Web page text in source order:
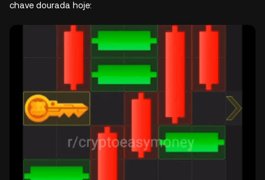
chave dourada hoje: